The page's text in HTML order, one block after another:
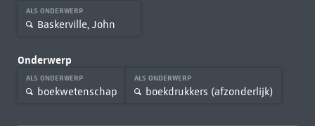
ALS ONDERWERP
Baskerville, John
Onderwerp
ALS ONDERWERP
boekwetenschap
ALS ONDERWERP
boekdrukkers (afzonderlijk)